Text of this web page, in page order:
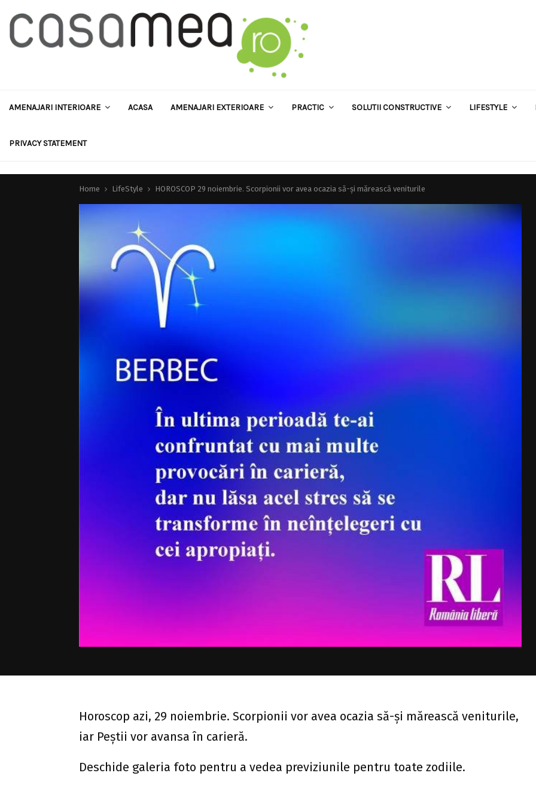
AMENAJARI INTERIOARE ACASA AMENAJARI EXTERIOARE PRACTIC SOLUTII CONSTRUCTIVE LIFESTYLE
PRIVACY STATEMENT
Home LifeStyle HOROSCOP 29 noiembrie. Scorpionii vor avea ocazia să-și mărească veniturile
Horoscop azi, 29 noiembrie. Scorpionii vor avea ocazia să-și mărească veniturile,
iar Peștii vor avansa în carieră.
Deschide galeria foto pentru a vedea previziunile pentru toate zodiile.